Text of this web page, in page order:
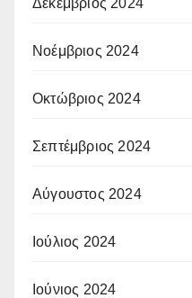
Δεκέμβριος 2024
Νοέμβριος 2024
Οκτώβριος 2024
Σεπτέμβριος 2024
Αύγουστος 2024
Ιούλιος 2024
Ιούνιος 2024